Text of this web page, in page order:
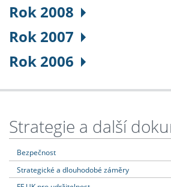
Rok 2008
Rok 2007
Rok 2006
Strategie a další
Bezpečnost
Strategické a dlouhodobé záměry